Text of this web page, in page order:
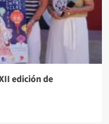
edición de